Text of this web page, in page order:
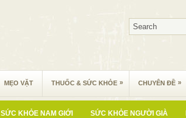
MẸO VẶT THUỐC & SỨC KHỎE » CHUYÊN ĐỀ »
SỨC KHỎE NAM GIỚI SỨC KHỎE NGƯỜI GIÀ